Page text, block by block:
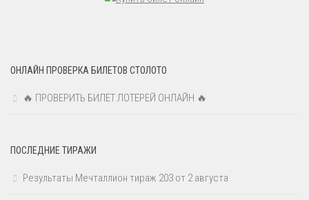
ОНЛАЙН ПРОВЕРКА БИЛЕТОВ СТОЛОТО
🔥 ПРОВЕРИТЬ БИЛЕТ ЛОТЕРЕЙ ОНЛАЙН 🔥
ПОСЛЕДНИЕ ТИРАЖИ
Результаты Мечталлион тираж 203 от 2 августа